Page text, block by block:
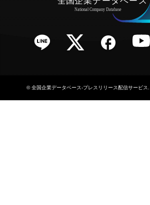
Twitter Facebook YouTube RSS
©全国企業データベース-プレスリリース配信サービス